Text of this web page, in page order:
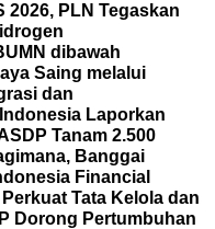
2026, PLN Tegaskan
dibawah
Saing melalui
dan
Laporkan
Tanam 2.500
Banggai
Financial
Tata Kelola dan
Dorong Pertumbuhan